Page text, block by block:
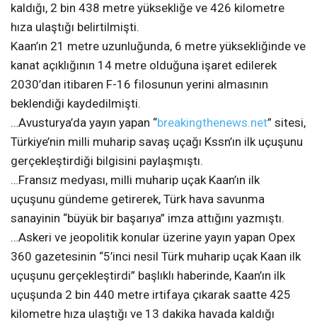
kaldığı, 2 bin 438 metre yüksekliğe ve 426 kilometre
hıza ulaştığı belirtilmişti.
Kaan’ın 21 metre uzunluğunda, 6 metre yüksekliğinde ve
kanat açıklığının 14 metre olduğuna işaret edilerek
2030’dan itibaren F-16 filosunun yerini almasının
beklendiği kaydedilmişti.
…Avusturya’da yayın yapan “breakingthenews.net” sitesi,
Türkiye’nin milli muharip savaş uçağı Kssn’ın ilk uçuşunu
gerçekleştirdiği bilgisini paylaşmıştı.
…Fransız medyası, milli muharip uçak Kaan’ın ilk
uçuşunu gündeme getirerek, Türk hava savunma
sanayinin “büyük bir başarıya” imza attığını yazmıştı.
…Askeri ve jeopolitik konular üzerine yayın yapan Opex
360 gazetesinin “5’inci nesil Türk muharip uçak Kaan ilk
uçuşunu gerçekleştirdi” başlıklı haberinde, Kaan’ın ilk
uçuşunda 2 bin 440 metre irtifaya çıkarak saatte 425
kilometre hıza ulaştığı ve 13 dakika havada kaldığı